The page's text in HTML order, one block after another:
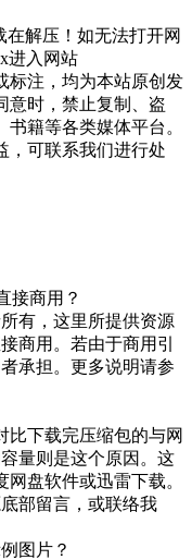
解压！如无法打开网
进入网站
标注，均为本站原创发
意时，禁止复制、盗
籍等各类媒体平台。
，可联系我们进行处
接商用？
有，这里所提供资源
商用。若由于商用引
承担。更多说明请参
比下载完压缩包的与网
量则是这个原因。这
盘软件或迅雷下载。
部留言，或联络我
图片？